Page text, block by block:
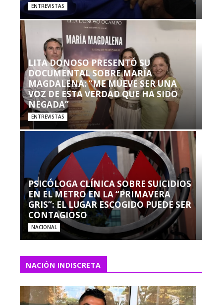
ENTREVISTAS
LITA DONOSO PRESENTÓ SU
DOCUMENTAL SOBRE MARÍA
MAGDALENA: “ME MUEVE SER UNA
VOZ DE ESTA VERDAD QUE HA SIDO
NEGADA”
ENTREVISTAS
PSICÓLOGA CLÍNICA SOBRE SUICIDIOS
EN EL METRO EN LA “PRIMAVERA
GRIS”: EL LUGAR ESCOGIDO PUEDE SER
CONTAGIOSO
NACIONAL
NACIÓN INDISCRETA